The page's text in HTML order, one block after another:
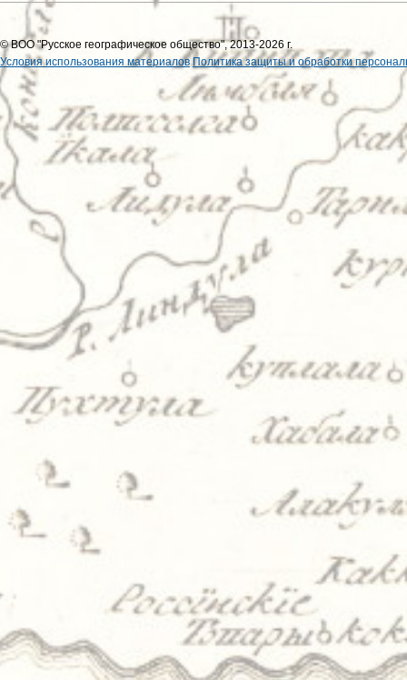
© ВОО "Русское географическое общество", 2013-2026 г.
Условия использования материалов Политика защиты и обработки